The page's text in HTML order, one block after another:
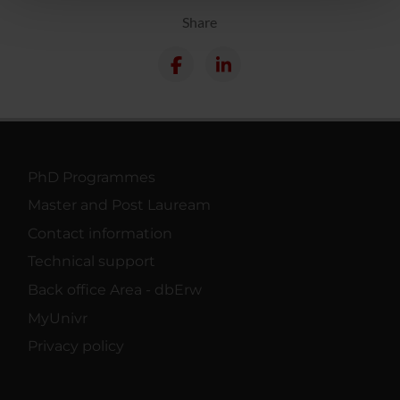
con altre informazioni che hai fornito loro o che hanno
Share
PhD Programmes
Master and Post Lauream
Contact information
Technical support
Back office Area - dbErw
MyUnivr
Privacy policy